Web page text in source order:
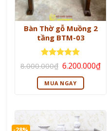
Bàn Thờ gỗ Muồng 2
tầng BTM-03
Được xếp
hạng
55
sao
8.000.000₫ Giá
gốc
là:
8.000.000₫.
6.200.000₫Giá
MUA NGAY